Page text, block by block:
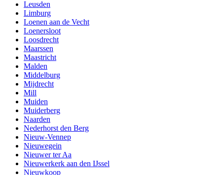
Leusden
Limburg
Loenen aan de Vecht
Loenersloot
Loosdrecht
Maarssen
Maastricht
Malden
Middelburg
Mijdrecht
Mill
Muiden
Muiderberg
Naarden
Nederhorst den Berg
Nieuw-Vennep
Nieuwegein
Nieuwer ter Aa
Nieuwerkerk aan den IJssel
Nieuwkoop